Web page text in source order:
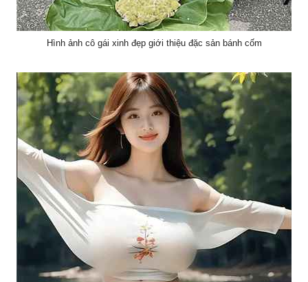
Hình ảnh cô gái xinh đẹp giới thiệu đặc sản bánh cốm